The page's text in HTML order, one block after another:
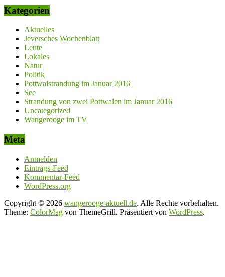
Kategorien
Aktuelles
Jeversches Wochenblatt
Leute
Lokales
Natur
Politik
Pottwalstrandung im Januar 2016
See
Strandung von zwei Pottwalen im Januar 2016
Uncategorized
Wangerooge im TV
Meta
Anmelden
Eintrags-Feed
Kommentar-Feed
WordPress.org
Copyright © 2026 wangerooge-aktuell.de. Alle Rechte vorbehalten.
Theme: ColorMag von ThemeGrill. Präsentiert von WordPress.